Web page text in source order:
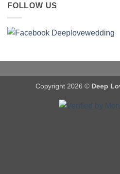
FOLLOW US
Copyright 2026 © Deep